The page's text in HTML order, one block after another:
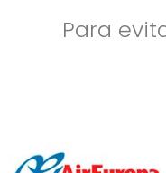
Para